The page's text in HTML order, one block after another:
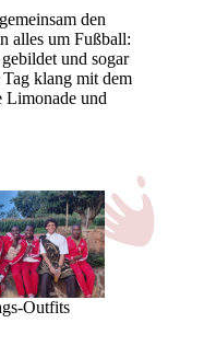
den
alles um Fußball:
und sogar
klang mit dem
Limonade und
Outfits